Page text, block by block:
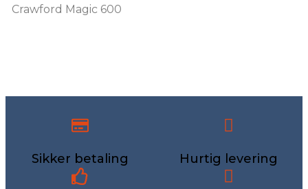
Crawford Magic 600
Sikker betaling Hurtig levering